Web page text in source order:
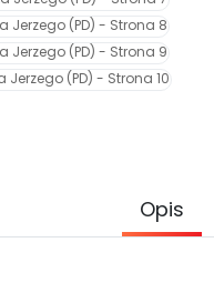
Opis